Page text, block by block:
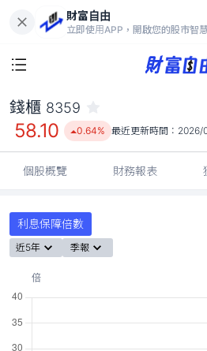
財富自由
立即使用APP，開啟您的股市智
58.10
0.64%
錢櫃 8359
58.10 0.64% 最近更新時間： 2026/
個股概覽 財務報表
利息保障倍數
近5年 季報